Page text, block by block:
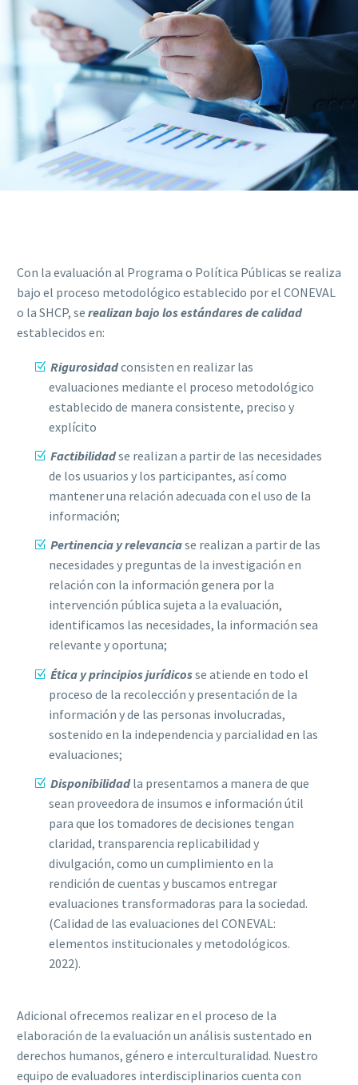
Con la evaluación al Programa o Política Públicas se realiza
bajo el proceso metodológico establecido por el CONEVAL
o la SHCP, se realizan bajo los estándares de calidad
establecidos en:
Rigurosidadconsisten en realizar las
evaluaciones mediante el proceso metodológico
establecido de manera consistente, preciso y
explícito
Factibilidadse realizan a partir de las necesidades
de los usuarios y los participantes, así como
mantener una relación adecuada con el uso de la
información;
Pertinencia y relevanciase realizan a partir de las
necesidades y preguntas de la investigación en
relación con la información genera por la
intervención pública sujeta a la evaluación,
identificamos las necesidades, la información sea
relevante y oportuna;
Ética y principios jurídicosse atiende en todo el
proceso de la recolección y presentación de la
información y de las personas involucradas,
sostenido en la independencia y parcialidad en las
evaluaciones;
Disponibilidadla presentamos a manera de que
sean proveedora de insumos e información útil
para que los tomadores de decisiones tengan
claridad, transparencia replicabilidad y
divulgación, como un cumplimiento en la
rendición de cuentas y buscamos entregar
evaluaciones transformadoras para la sociedad.
(Calidad de las evaluaciones del CONEVAL:
elementos institucionales y metodológicos.
2022).
Adicional ofrecemos realizar en el proceso de la
elaboración de la evaluación un análisis sustentado en
derechos humanos, género e interculturalidad. Nuestro
equipo de evaluadores interdisciplinarios cuenta con